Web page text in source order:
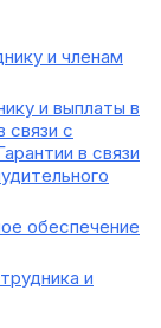
и членам
и выплаты в
связи с
в связи
обеспечение
и